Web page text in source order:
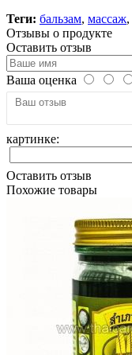
Теги: бальзам, массаж,
Отзывы о продукте
Оставить отзыв
Ваша оценка
картинке:
Оставить отзыв
Похожие товары